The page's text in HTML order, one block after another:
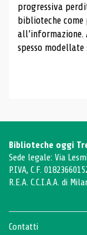
progressiva
biblioteche
spesso
Biblioteche oggi
Sede legale: Via
P.IVA, C.F.
R.E.A. C.C.I.A.A. di
Contatti